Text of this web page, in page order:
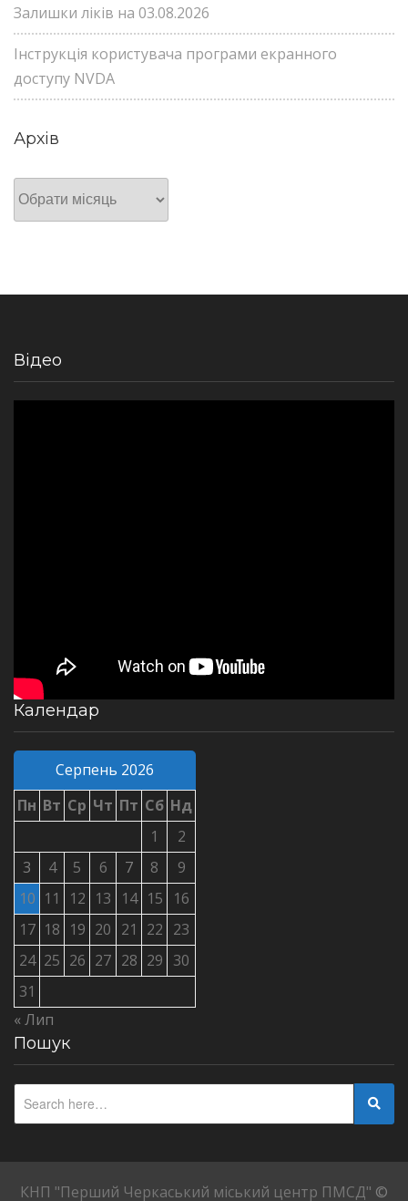
Залишки ліків на 03.08.2026
Інструкція користувача програми екранного
доступу NVDA
Архів
Архів
Відео
Календар
Серпень 2026
Пн Вт Ср Чт Пт Сб Нд
1
2
3
4 5 6 7 8
9
10 11 12 13 14 15
16
17 18 19 20 21 22 23
24 25 26 27 28 29 30
31
« Лип
Пошук
КНП "Перший Черкаський міський центр ПМСД" ©